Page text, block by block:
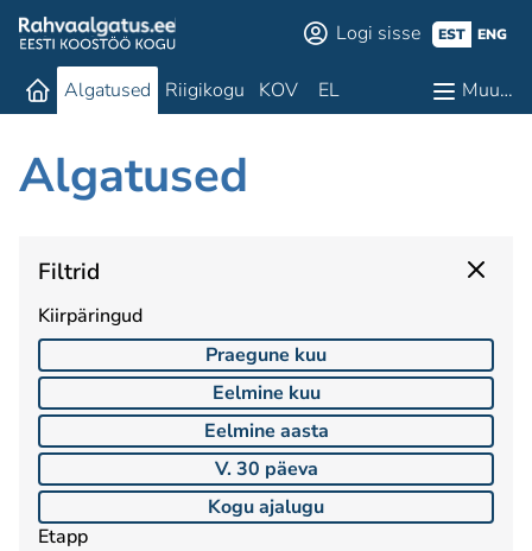
Logi sisse EST ENG
Algatused Riigikogu KOV EL Muu…
Algatused
Filtrid
Kiirpäringud
Praegune kuu
Eelmine kuu
Eelmine aasta
V. 30 päeva
Kogu ajalugu
Etapp